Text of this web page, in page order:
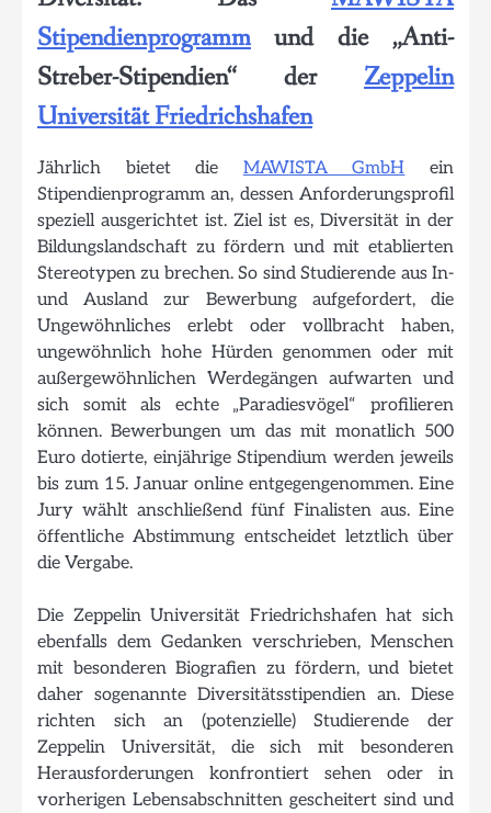
Stipendienprogramm und die „Anti-
Streber-Stipendien“ der Zeppelin
Universität Friedrichshafen
Jährlich bietet die MAWISTA GmbH ein
Stipendienprogramm an, dessen Anforderungsprofil
speziell ausgerichtet ist. Ziel ist es, Diversität in der
Bildungslandschaft zu fördern und mit etablierten
Stereotypen zu brechen. So sind Studierende aus In-
und Ausland zur Bewerbung aufgefordert, die
Ungewöhnliches erlebt oder vollbracht haben,
ungewöhnlich hohe Hürden genommen oder mit
außergewöhnlichen Werdegängen aufwarten und
sich somit als echte „Paradiesvögel“ profilieren
können. Bewerbungen um das mit monatlich 500
Euro dotierte, einjährige Stipendium werden jeweils
bis zum 15. Januar online entgegengenommen. Eine
Jury wählt anschließend fünf Finalisten aus. Eine
öffentliche Abstimmung entscheidet letztlich über
die Vergabe.
Die Zeppelin Universität Friedrichshafen hat sich
ebenfalls dem Gedanken verschrieben, Menschen
mit besonderen Biografien zu fördern, und bietet
daher sogenannte Diversitätsstipendien an. Diese
richten sich an (potenzielle) Studierende der
Zeppelin Universität, die sich mit besonderen
Herausforderungen konfrontiert sehen oder in
vorherigen Lebensabschnitten gescheitert sind und